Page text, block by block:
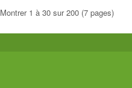
Montrer 1 à 30 sur 200 (7 pages)